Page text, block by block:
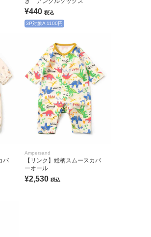
¥440 税込
3P対象A 1100円
バ
Ampersand
【リンク】総柄スムースカバ
ーオール
¥2,530 税込